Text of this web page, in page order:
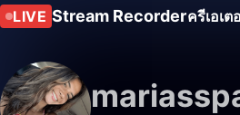
LIVE Stream Recorderครีเอเต